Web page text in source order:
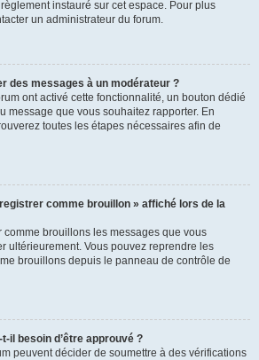
instauré sur cet espace. Pour plus
un administrateur du forum.
des messages à un modérateur ?
ont activé cette fonctionnalité, un bouton dédié
message que vous souhaitez rapporter. En
toutes les étapes nécessaires afin de
comme brouillon » affiché lors de la
comme brouillons les messages que vous
ultérieurement. Vous pouvez reprendre les
brouillons depuis le panneau de contrôle de
il besoin d’être approuvé ?
peuvent décider de soumettre à des vérifications